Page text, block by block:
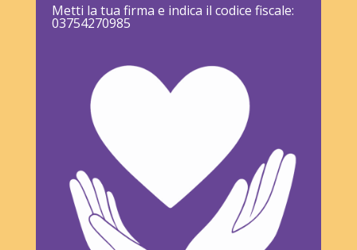
Metti la tua firma e indica il codice fiscale:
03754270985